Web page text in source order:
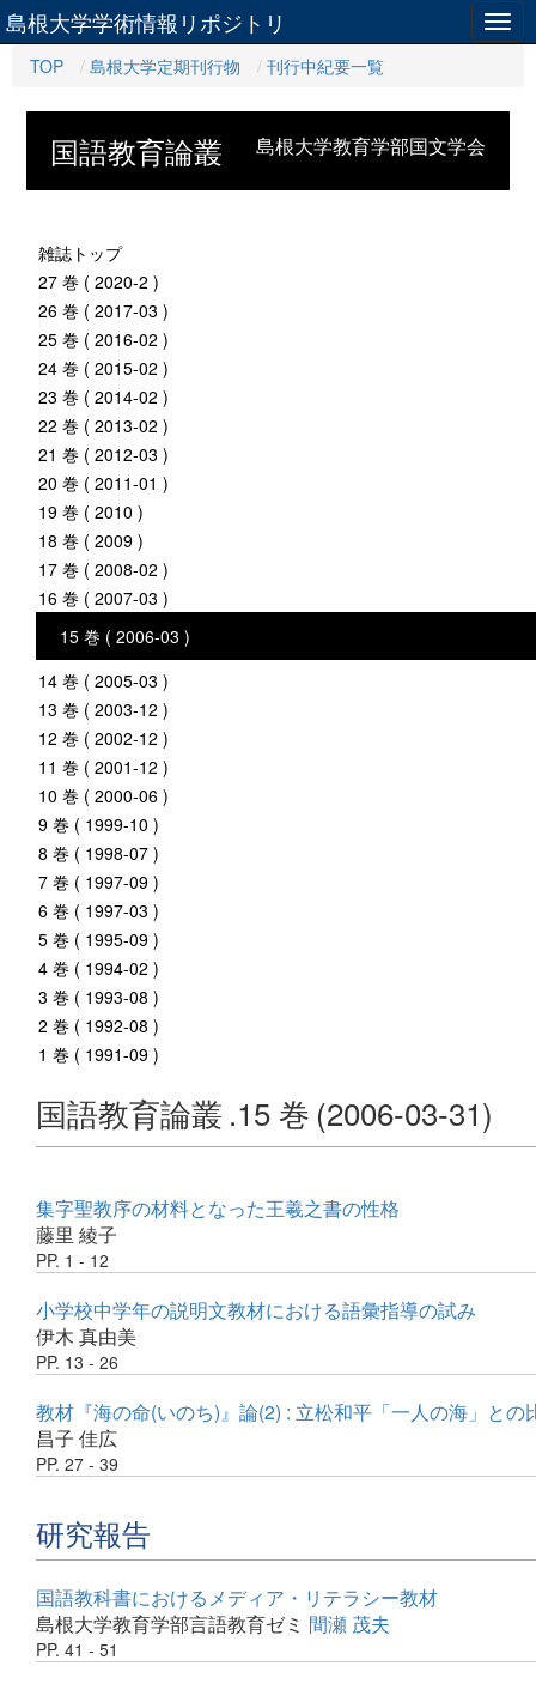
島根大学学術情報リポジトリ
TOP 島根大学定期刊行物 刊行中紀要一覧
島根大学教育学部国文学会
国語教育論叢
雑誌トップ
27 巻 ( 2020-2 )
26 巻 ( 2017-03 )
25 巻 ( 2016-02 )
24 巻 ( 2015-02 )
23 巻 ( 2014-02 )
22 巻 ( 2013-02 )
21 巻 ( 2012-03 )
20 巻 ( 2011-01 )
19 巻 ( 2010 )
18 巻 ( 2009 )
17 巻 ( 2008-02 )
16 巻 ( 2007-03 )
15 巻 ( 2006-03 )
14 巻 ( 2005-03 )
13 巻 ( 2003-12 )
12 巻 ( 2002-12 )
11 巻 ( 2001-12 )
10 巻 ( 2000-06 )
9 巻 ( 1999-10 )
8 巻 ( 1998-07 )
7 巻 ( 1997-09 )
6 巻 ( 1997-03 )
5 巻 ( 1995-09 )
4 巻 ( 1994-02 )
3 巻 ( 1993-08 )
2 巻 ( 1992-08 )
1 巻 ( 1991-09 )
国語教育論叢 .15 巻 (2006-03-31)
集字聖教序の材料となった王羲之書の性格
藤里 綾子
PP. 1 - 12
小学校中学年の説明文教材における語彙指導の試み
伊木 真由美
PP. 13 - 26
教材『海の命(いのち)』論(2) : 立松和平「一人の海」との
昌子 佳広
PP. 27 - 39
研究報告
国語教科書におけるメディア・リテラシー教材
島根大学教育学部言語教育ゼミ 間瀬 茂夫
PP. 41 - 51